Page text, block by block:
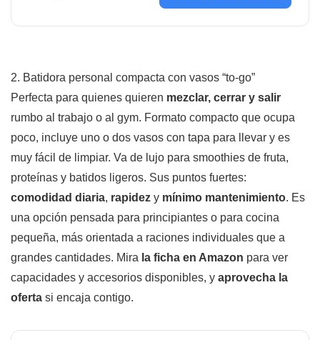
2. Batidora personal compacta con vasos “to-go”
Perfecta para quienes quieren mezclar, cerrar y salir
rumbo al trabajo o al gym. Formato compacto que ocupa
poco, incluye uno o dos vasos con tapa para llevar y es
muy fácil de limpiar. Va de lujo para smoothies de fruta,
proteínas y batidos ligeros. Sus puntos fuertes:
comodidad diaria, rapidez y mínimo mantenimiento. Es
una opción pensada para principiantes o para cocina
pequeña, más orientada a raciones individuales que a
grandes cantidades. Mira la ficha en Amazon para ver
capacidades y accesorios disponibles, y aprovecha la
oferta si encaja contigo.